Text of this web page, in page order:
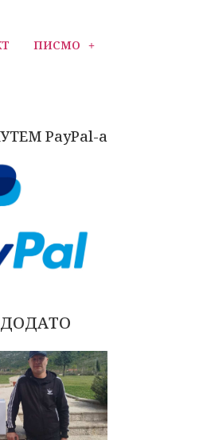
ПИСМО
PayPal-a